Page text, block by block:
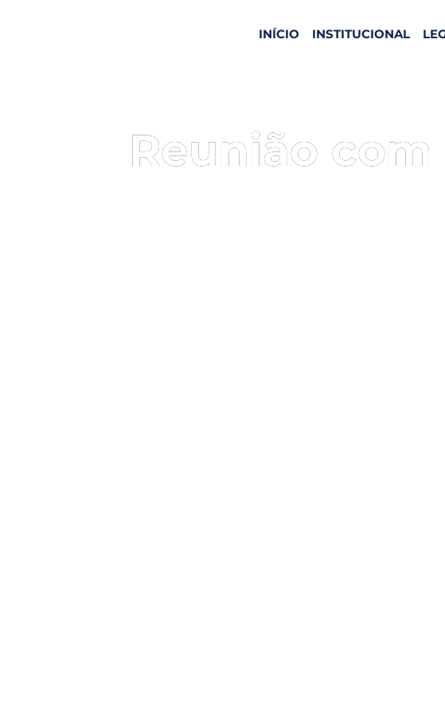
INÍCIO INSTITUCIONAL
Reunião com